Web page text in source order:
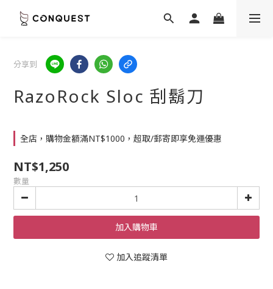
分享到
RazoRock Sloc 刮鬍刀
全店，購物金額滿NT$1000，超取/郵寄即享免運優惠
NT$1,250
數量
加入購物車
加入追蹤清單